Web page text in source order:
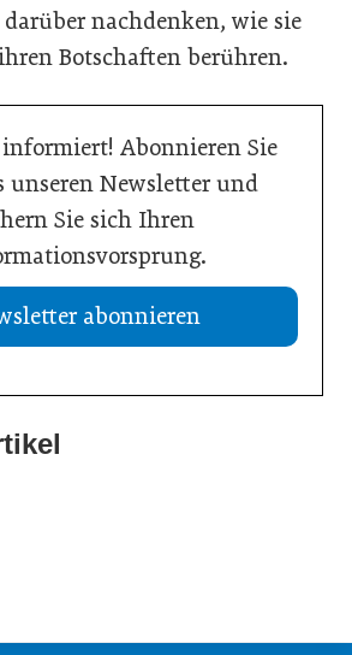
nachdenken, wie sie
Botschaften berühren.
Abonnieren Sie
unseren Newsletter und
Sie sich Ihren
abonnieren